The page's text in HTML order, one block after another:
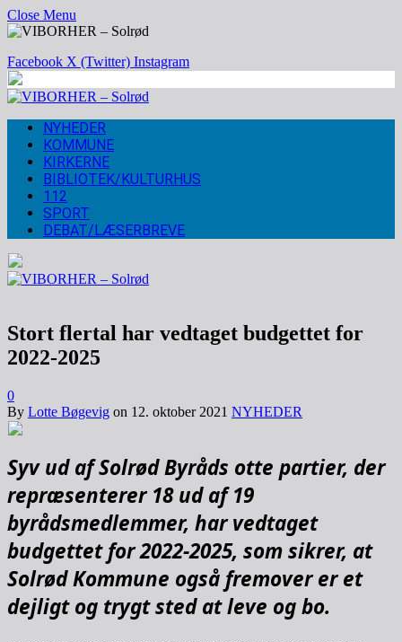
Close Menu
Facebook X (Twitter) Instagram
NYHEDER
KOMMUNE
KIRKERNE
BIBLIOTEK/KULTURHUS
112
SPORT
DEBAT/LÆSERBREVE
Stort flertal har vedtaget budgettet for
2022-2025
0
By Lotte Bøgevig on 12. oktober 2021 NYHEDER
Syv ud af Solrød Byråds otte partier, der
repræsenterer 18 ud af 19
byrådsmedlemmer, har vedtaget
budgettet for 2022-2025, som sikrer, at
Solrød Kommune også fremover er et
dejligt og trygt sted at leve og bo.